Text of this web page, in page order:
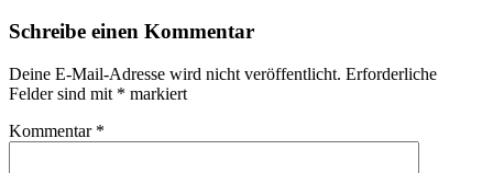
Schreibe einen Kommentar
Deine E-Mail-Adresse wird nicht veröffentlicht. Erforderliche
Felder sind mit * markiert
Kommentar *